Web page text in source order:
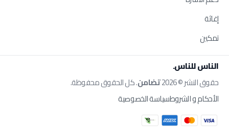
إغاثة
تمكين
الناس للناس.
حقوق النشر © 2026 تضامن. كل الحقوق محفوظة.
الأحكام و الشروطسياسة الخصوصية